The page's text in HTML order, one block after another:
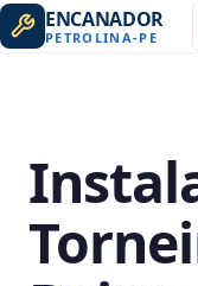
ENCANADOR
PETROLINA-PE